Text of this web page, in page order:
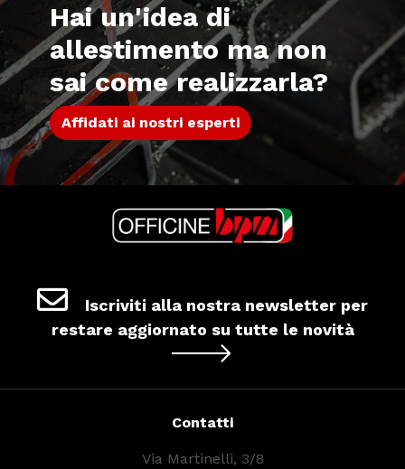
Hai un'idea di
allestimento ma non
sai come realizzarla?
Affidati ai nostri esperti
Iscriviti alla nostra newsletter per
restare aggiornato su tutte le novità
Contatti
Via Martinelli, 3/8